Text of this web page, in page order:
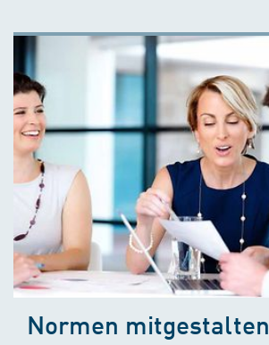
Normen mitgestalten